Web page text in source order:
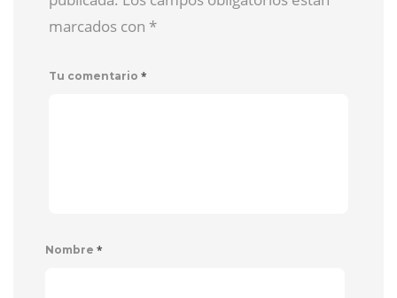
marcados con *
Tu comentario *
Nombre *